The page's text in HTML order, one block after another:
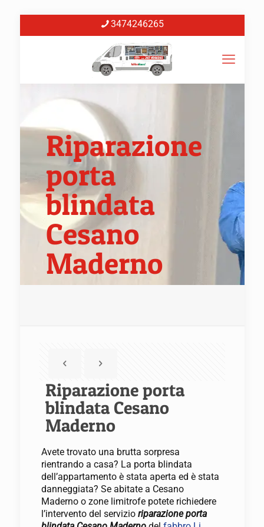
3474246265
Riparazione
porta
blindata
Cesano
Maderno
Riparazione porta
blindata Cesano
Maderno
Avete trovato una brutta sorpresa
rientrando a casa? La porta blindata
dell’appartamento è stata aperta ed è stata
danneggiata? Se abitate a Cesano
Maderno o zone limitrofe potete richiedere
l’intervento del servizio riparazione porta